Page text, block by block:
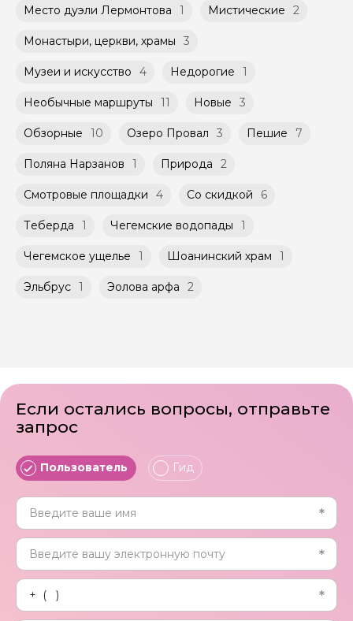
Место дуэли Лермонтова 1 Мистические 2
Монастыри, церкви, храмы 3
Музеи и искусство 4 Недорогие 1
Необычные маршруты 11 Новые 3
Обзорные 10 Озеро Провал 3 Пешие 7
Поляна Нарзанов 1 Природа 2
Смотровые площадки 4 Со скидкой 6
Теберда 1 Чегемские водопады 1
Чегемское ущелье 1 Шоанинский храм 1
Эльбрус 1 Эолова арфа 2
Если остались вопросы, отправьте
запрос
Пользователь Гид